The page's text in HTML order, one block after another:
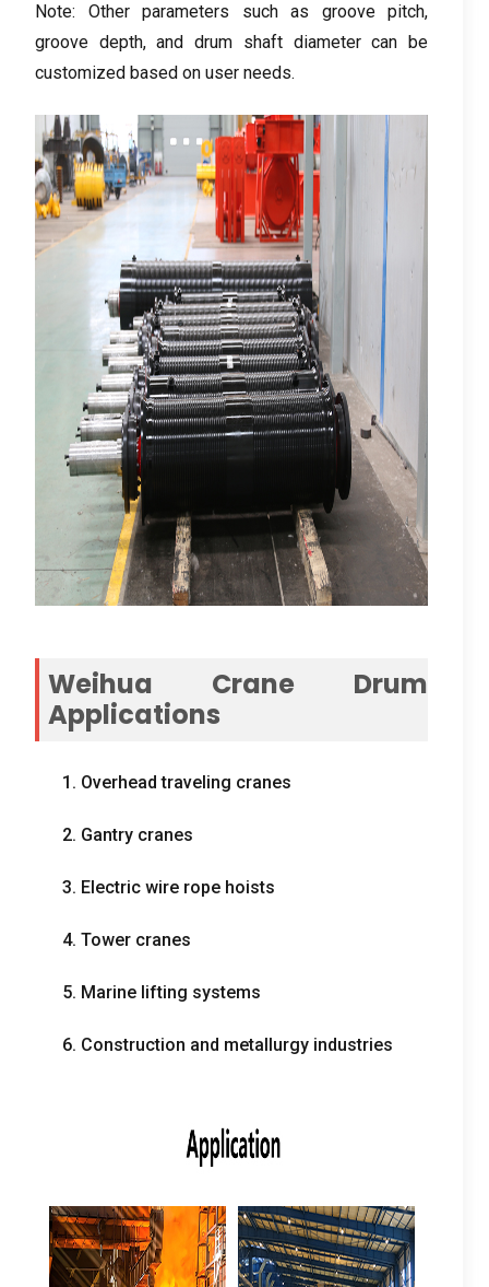
Note: Other parameters such as groove pitch,
groove depth,and drum shaft diameter can be
customized based on user needs.
Weihua Crane Drum
Applications
1. Overhead traveling cranes
2. Gantry cranes
3. Electric wire rope hoists
4. Tower cranes
5. Marine lifting systems
6. Construction and metallurgy industries